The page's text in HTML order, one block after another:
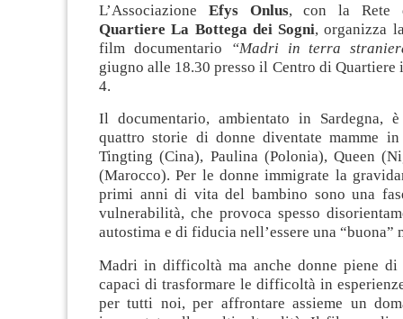
L’Associazione Efys Onlus, con la
Quartiere La Bottega dei Sogni, organizza
film documentario
“Madri in terra
giugno alle 18.30 presso il Centro di Quartiere
4.
Il documentario, ambientato in Sardegna,
quattro storie di donne diventate mamme
Tingting (Cina), Paulina (Polonia), Queen
(Marocco). Per le donne immigrate la
primi anni di vita del bambino sono una
vulnerabilità, che provoca spesso
autostima e di fiducia nell’essere una “buona”
Madri in difficoltà ma anche donne piene di
capaci di trasformare le difficoltà in
per tutti noi, per affrontare assieme un